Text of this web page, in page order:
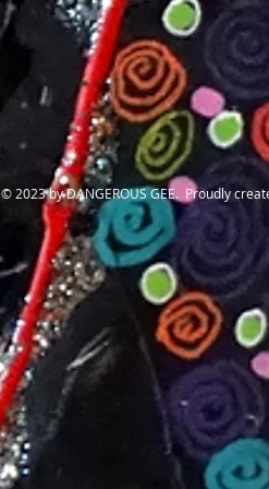
© 2023 by DANGEROUS GEE. Proudly